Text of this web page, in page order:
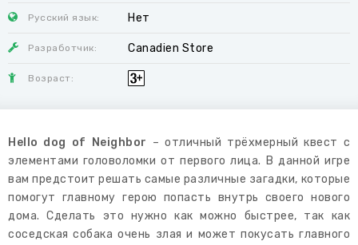
Русский язык: Нет
Разработчик: Canadien Store
Возраст:
Hello dog of Neighbor – отличный трёхмерный квест с
элементами головоломки от первого лица. В данной игре
вам предстоит решать самые различные загадки, которые
помогут главному герою попасть внутрь своего нового
дома. Сделать это нужно как можно быстрее, так как
соседская собака очень злая и может покусать главного